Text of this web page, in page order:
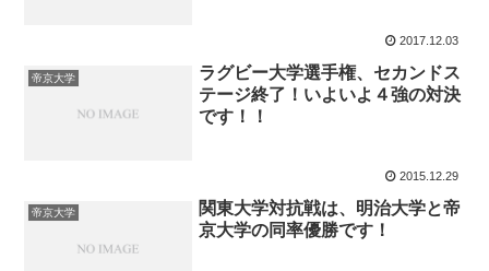
2017.12.03
帝京大学
ラグビー大学選手権、セカンドス
テージ終了！いよいよ４強の対決
です！！
2015.12.29
帝京大学
関東大学対抗戦は、明治大学と帝
京大学の同率優勝です！